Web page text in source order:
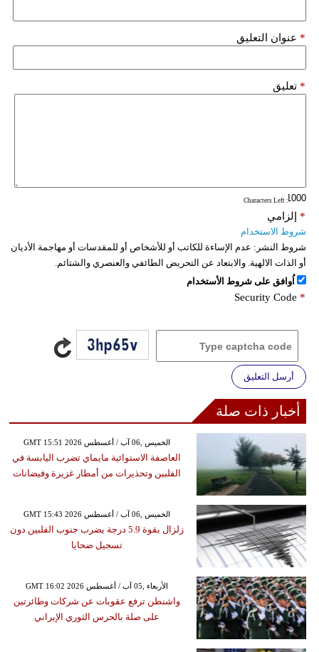
وتكنولوجيا
عنوان التعليق *
تعليق *
: Characters Left
إلزامي *
شروط الاستخدام
شروط النشر: عدم الإساءة للكاتب أو للأشخاص أو للمقدسات أو مهاجمة الأديان
أو الذات الالهية. والابتعاد عن التحريض الطائفي والعنصري والشتائم.
اُوافق على شروط الأستخدام
Security Code *
أرسل التعليق
أخبار ذات صلة
GMT 15:51 2026 الخميس ,06 آب / أغسطس
العاصفة الاستوائية مايماي تضرب اليابسة في
الفلبين وتحذيرات من أمطار غزيرة وفيضانات
GMT 15:43 2026 الخميس ,06 آب / أغسطس
زلزال بقوة 5.9 درجة يضرب جنوب الفلبين دون
تسجيل ضحايا
GMT 16:02 2026 الأربعاء ,05 آب / أغسطس
واشنطن ترفع عقوبات عن شركات وطائرتين
على صلة بالحرس الثوري الإيراني